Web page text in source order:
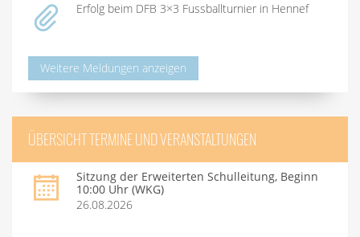
Erfolg beim DFB 3×3 Fussballturnier in Hennef
Weitere Meldungen anzeigen
ÜBERSICHT TERMINE UND VERANSTALTUNGEN
Sitzung der Erweiterten Schulleitung, Beginn
10:00 Uhr (WKG)
26.08.2026